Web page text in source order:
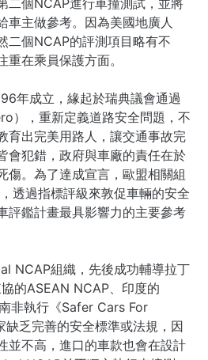
二個NCAP進行車撞測試，並將
車主做參考。因為美國地廣人
二個NCAP的評測項目略有不
在乘員保護方面。
年成立，緣起於瑞典議會通過
），重新定義道路安全問題，不
育出完美用路人，讓交通事故完
會犯錯，政府與車廠的責任在於
傷。為了達成宣言，歐盟相關組
透過指標評級來敦促車輛的安全
評鑑計畫最具影響力的主要參考
NCAP組織，先後成功輔導拉丁
的ASEAN NCAP、印度的
非執行《Safer Cars For
乏完善的安全標準或法規，因
並不高，進口的車款也會在設計